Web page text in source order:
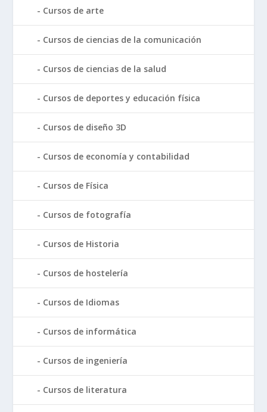
Cursos de arte
Cursos de ciencias de la comunicación
Cursos de ciencias de la salud
Cursos de deportes y educación física
Cursos de diseño 3D
Cursos de economía y contabilidad
Cursos de Física
Cursos de fotografía
Cursos de Historia
Cursos de hostelería
Cursos de Idiomas
Cursos de informática
Cursos de ingeniería
Cursos de literatura